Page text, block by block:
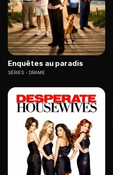
Enquêtes au paradis
SÉRIES DRAME